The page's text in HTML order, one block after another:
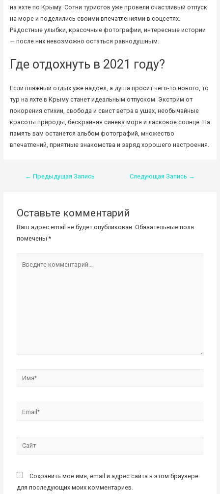
на яхте по Крыму. Сотни туристов уже провели счастливый отпуск
на море и поделились своими впечатлениями в соцсетях.
Радостные улыбки, красочные фотографии, интересные истории
— после них невозможно остаться равнодушным.
Где отдохнуть в 2021 году?
Если пляжный отдых уже надоел, а душа просит чего-то нового, то
тур на яхте в Крыму станет идеальным отпуском. Экстрим от
покорения стихии, свобода и свист ветра в ушах, необычайные
красоты природы, бескрайняя синева моря и ласковое солнце. На
память вам останется альбом фотографий, множество
впечатлений, приятные знакомства и заряд хорошего настроения.
Навигация
записям
← Предыдущая Запись Следующая Запись →
Оставьте комментарий
Ваш адрес email не будет опубликован. Обязательные поля
помечены*
комментарий...
Имя*
Email*
Сайт
Сохранить моё имя, email и адрес сайта в этом браузере
для последующих моих комментариев.